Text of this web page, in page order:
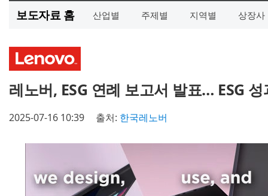
보도자료 홈 산업별 주제별 지역별 상장사
레노버, ESG 연례 보고서 발표… ESG
2025-07-16 10:39 출처: 한국레노버